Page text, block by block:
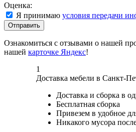
Оценка:
Я принимаю условия передачи
Отправить
Ознакомиться с отзывами о нашей
нашей карточке Яндекс!
1
Доставка мебели в Санкт-
Доставка и сборка в
Бесплатная сборка
Привезем в удобное
Никакого мусора